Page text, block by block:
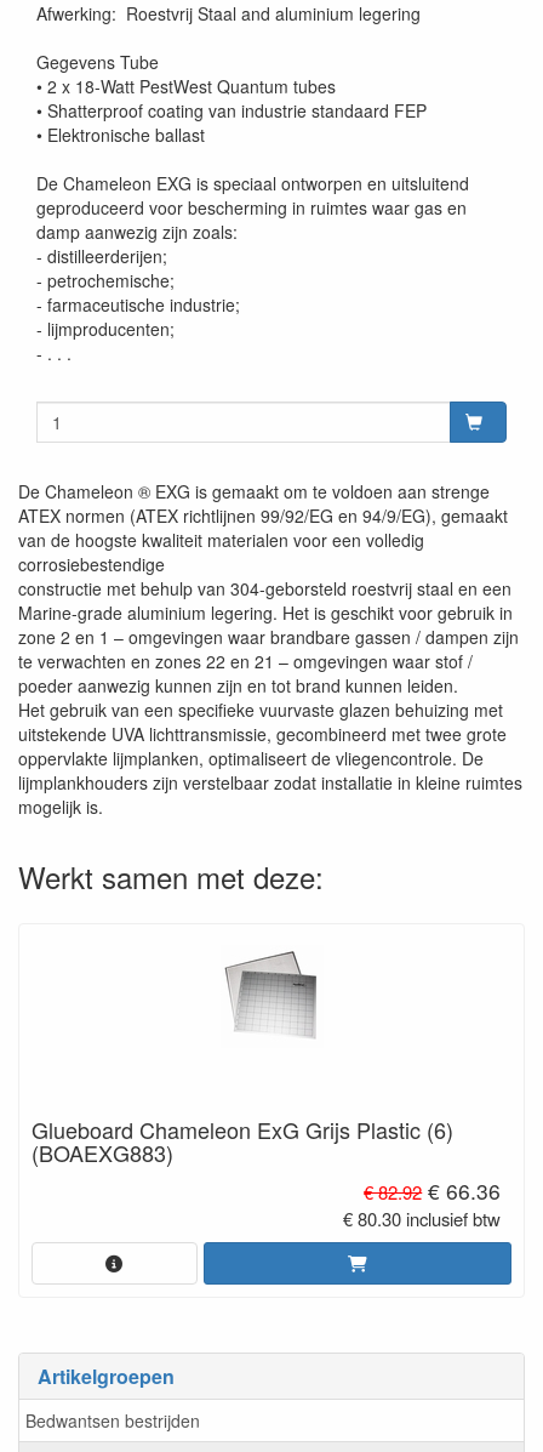
Artikelgroepen
Bedwantsen bestrijden
Afwerking: Roestvrij Staal and aluminium legering
Gegevens Tube
• 2 x 18-Watt PestWest Quantum tubes
• Shatterproof coating van industrie standaard FEP
• Elektronische ballast
De Chameleon EXG is speciaal ontworpen en uitsluitend
geproduceerd voor bescherming in ruimtes waar gas en
damp aanwezig zijn zoals:
- distilleerderijen;
- petrochemische;
- farmaceutische industrie;
- lijmproducenten;
- . . .
De Chameleon ® EXG is gemaakt om te voldoen aan strenge
ATEX normen (ATEX richtlijnen 99/92/EG en 94/9/EG), gemaakt
van de hoogste kwaliteit materialen voor een volledig
corrosiebestendige
constructie met behulp van 304-geborsteld roestvrij staal en een
Marine-grade aluminium legering. Het is geschikt voor gebruik in
zone 2 en 1 – omgevingen waar brandbare gassen / dampen zijn
te verwachten en zones 22 en 21 – omgevingen waar stof /
poeder aanwezig kunnen zijn en tot brand kunnen leiden.
Het gebruik van een specifieke vuurvaste glazen behuizing met
uitstekende UVA lichttransmissie, gecombineerd met twee grote
oppervlakte lijmplanken, optimaliseert de vliegencontrole. De
lijmplankhouders zijn verstelbaar zodat installatie in kleine ruimtes
mogelijk is.
Werkt samen met deze:
Glueboard Chameleon ExG Grijs Plastic (6)
(BOAEXG883)
€ 82.92€ 66.36
€ 80.30 inclusief btw